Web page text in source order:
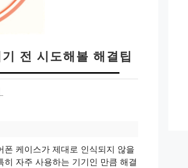
전 시도해볼 해결팁
케이스가 제대로 인식되지 않을
자주 사용하는 기기인 만큼 해결